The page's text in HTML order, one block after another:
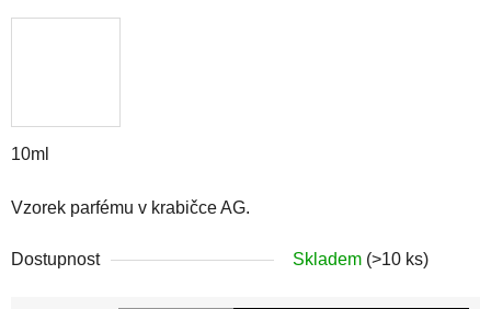
10ml
Vzorek parfému v krabičce AG.
Dostupnost Skladem (>10 ks)